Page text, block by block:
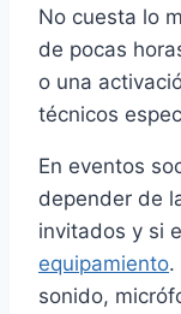
No cuesta lo
de pocas
o una
técnicos
En eventos
depender de
invitados y si
equipamiento.
sonido,